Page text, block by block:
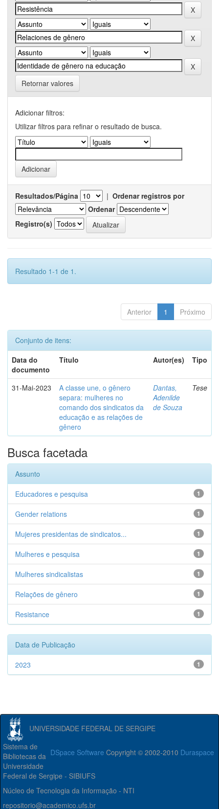
Retornar valores
Adicionar filtros:
Utilizar filtros para refinar o resultado de busca.
Resultados/Página | Ordenar registros por
Ordenar
Registro(s)
Resultado 1-1 de 1.
Anterior 1 Próximo
Conjunto de itens:
Data do
documento
Título Autor(es) Tipo
31-Mai-2023
A classe une, o gênero
separa: mulheres no
comando dos sindicatos da
educação e as relações de
gênero
Dantas,
Adenilde
de Souza
Tese
Busca facetada
Assunto
1
Educadores e pesquisa
1
Gender relations
1
Mujeres presidentas de sindicatos...
1
Mulheres e pesquisa
1
Mulheres sindicalistas
1
Relações de gênero
1
Resistance
Data de Publicação
1
2023
UNIVERSIDADE FEDERAL DE SERGIPE
DSpace Software Copyright © 2002-2010 Duraspace
Sistema de
Bibliotecas da
Universidade
Federal de Sergipe - SIBIUFS
Núcleo de Tecnologia da Informação - NTI
repositorio@academico.ufs.br